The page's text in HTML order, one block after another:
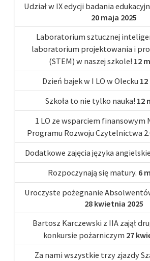
Udział w IX edycji badania
20 maja 2025
Laboratorium sztucznej
laboratorium projektowania i
(STEM) w naszej szkole! 12
Dzień bajek w I LO w Olecku
Szkoła to nie tylko nauka! 12
1 LO ze wsparciem finansowym
Programu Rozwoju Czytelnictwa
Dodatkowe zajęcia języka
Rozpoczynają się matury. 6
Uroczyste pożegnanie
28 kwietnia 2025
Bartosz Karczewski z IIA zajął
konkursie pożarniczym 27
Za nami wszystkie trzy zjazdy